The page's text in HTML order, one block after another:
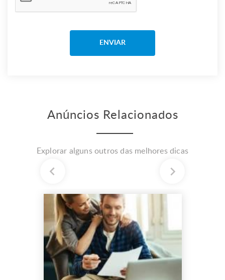
Anúncios Relacionados
Explorar alguns outros das melhores dicas